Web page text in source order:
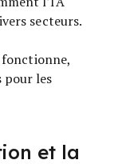
secteurs.
fonctionne,
pour les
et la